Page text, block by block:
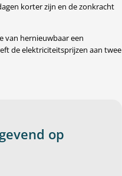
korter zijn en de zonkracht
van hernieuwbaar een
de elektriciteitsprijzen aan twee
op